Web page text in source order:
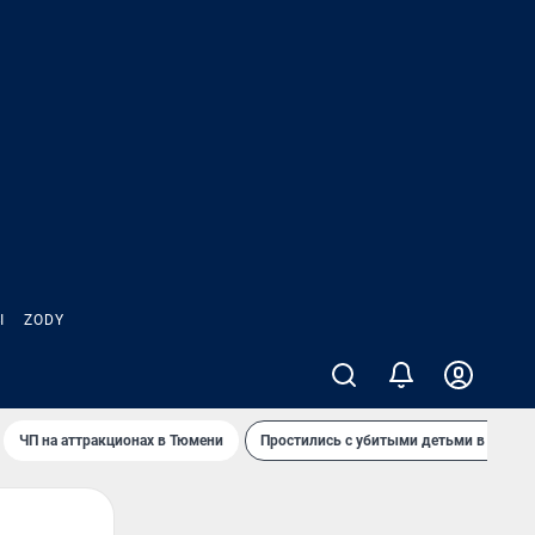
ZODY
ЧП на аттракционах в Тюмени Простились с убитыми детьми в